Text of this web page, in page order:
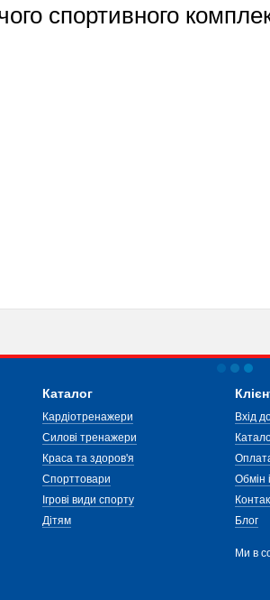
спортивного
Каталог
Кардіотренажери
Силові тренажери
Краса та здоров'я
Спорттовари
Ігрові види спорту
Дітям
Вхід
Обмін
Блог
Ми в